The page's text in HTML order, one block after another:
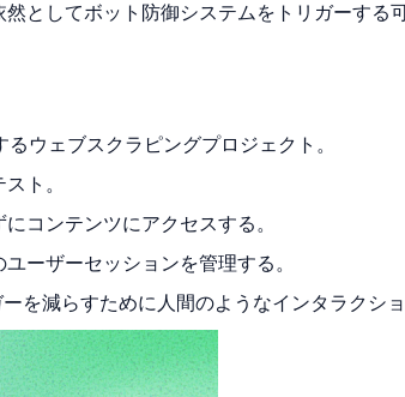
としてボット防御システムをトリガーする
ウェブスクラピングプロジェクト。
ト。
コンテンツにアクセスする。
ーザーセッションを管理する。
を減らすために人間のようなインタラクシ